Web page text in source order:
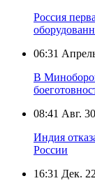
Россия
06:31
В
08:41 Авг.
Индия
России
16:31 Дек.